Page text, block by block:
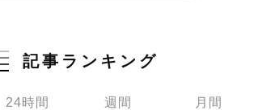
記事ランキング
24時間 週間 月間